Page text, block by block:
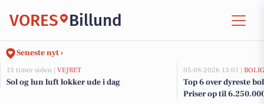
VORES Billund
Seneste nyt ›
13 timer siden | VEJRET
Sol og lun luft lokker ude i dag
05-08-2026 13:01 |
Top 6 over dyreste
Priser op til